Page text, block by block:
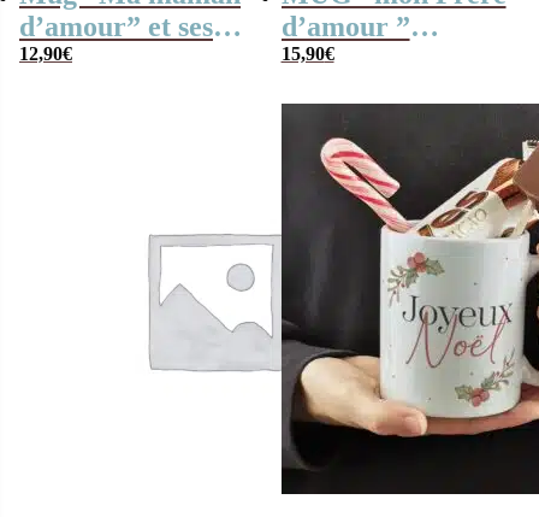
d’amour” et ses
guimauves coeurs
12,90€
d’amour ”
bonbons rétro 90 –
15,90€